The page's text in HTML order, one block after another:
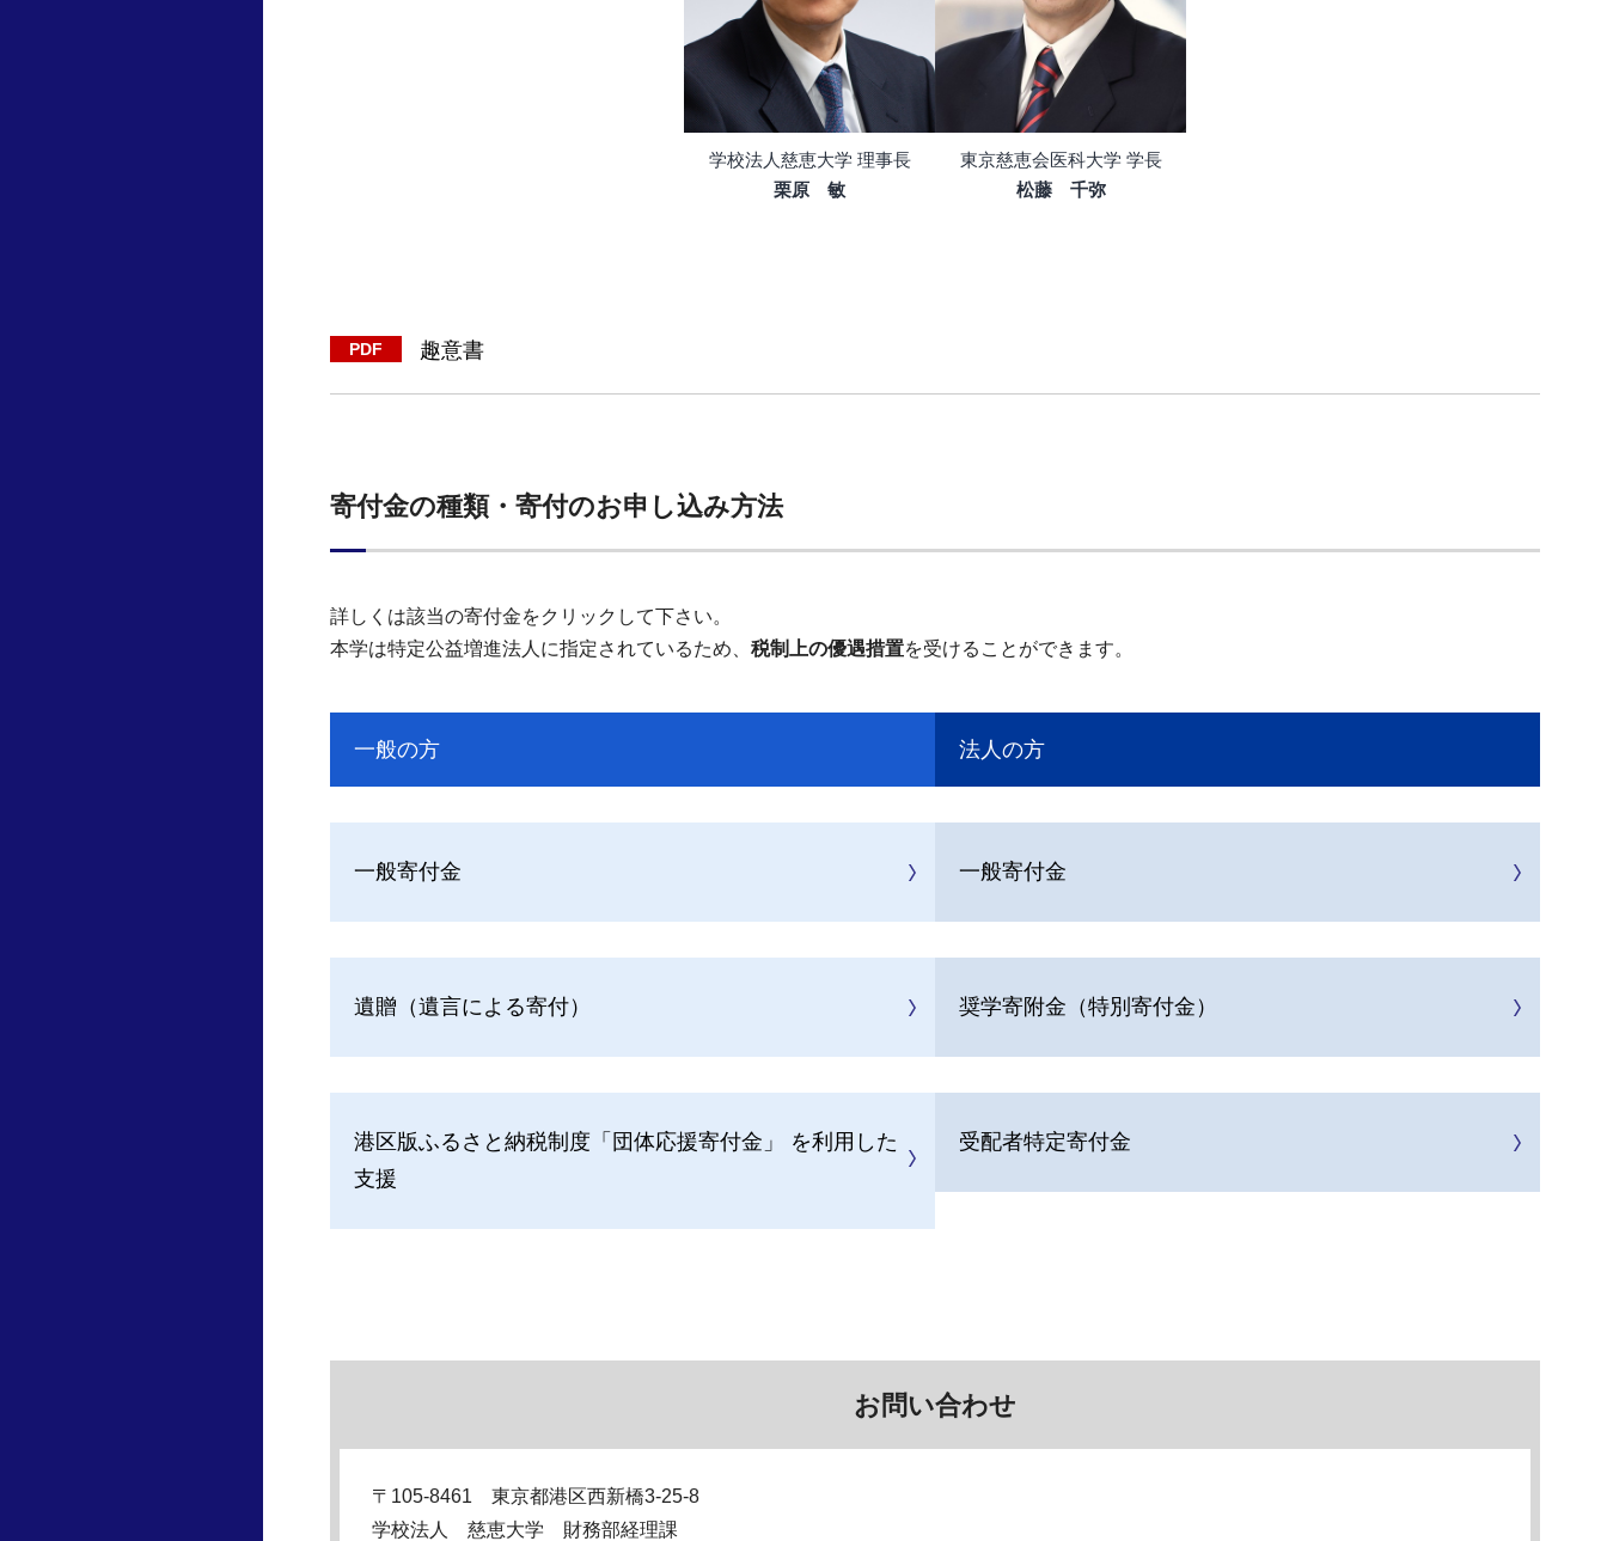
学校法人慈恵大学 理事長
栗原 敏
東京慈恵会医科大学 学長
松藤 千弥
趣意書
寄付金の種類・寄付のお申し込み方法
詳しくは該当の寄付金をクリックして下さい。
本学は特定公益増進法人に指定されているため、税制上の優遇措置を受けることができます。
一般の方
一般寄付金
遺贈（遺言による寄付）
港区版ふるさと納税制度「団体応援寄付金」 を利用した
支援
法人の方
一般寄付金
奨学寄附金（特別寄付金）
受配者特定寄付金
お問い合わせ
〒105-8461 東京都港区西新橋3-25-8
学校法人 慈恵大学 財務部経理課